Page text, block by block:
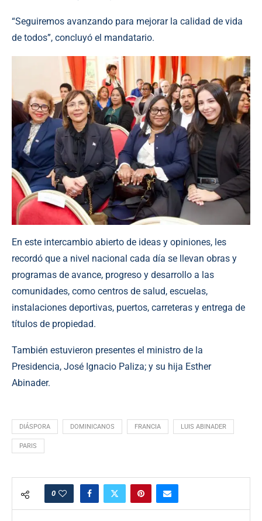
“Seguiremos avanzando para mejorar la calidad de vida
de todos”, concluyó el mandatario.
En este intercambio abierto de ideas y opiniones, les
recordó que a nivel nacional cada día se llevan obras y
programas de avance, progreso y desarrollo a las
comunidades, como centros de salud, escuelas,
instalaciones deportivas, puertos, carreteras y entrega de
títulos de propiedad.
También estuvieron presentes el ministro de la
Presidencia, José Ignacio Paliza; y su hija Esther
Abinader.
DIÁSPORA DOMINICANOS FRANCIA LUIS ABINADER
PARIS
0